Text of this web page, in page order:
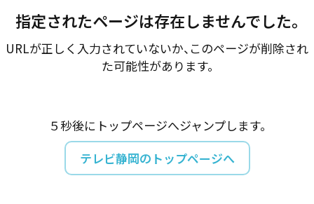
指定されたページは存在しませんでした。
URLが正しく入力されていないか、このページが削除され
た可能性があります。
５秒後にトップページへジャンプします。
テレビ静岡のトップページへ